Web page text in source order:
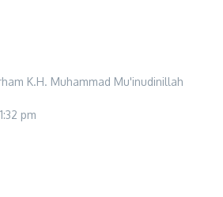
K.H. Muhammad Mu'inudinillah
1:32 pm